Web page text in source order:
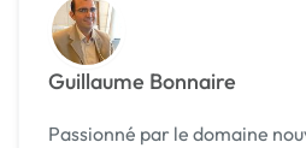
Guillaume Bonnaire
Passionné par le domaine